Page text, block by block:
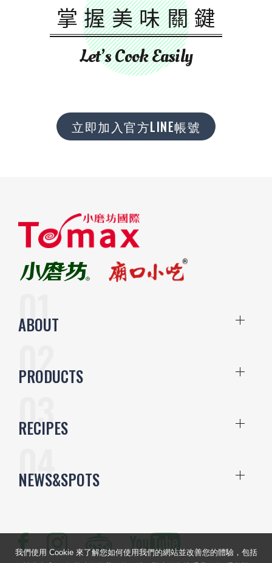
掌握美味關鍵
Let’s Cook Easily
立即加入官方LINE帳號
ABOUT
PRODUCTS
RECIPES
NEWS&SPOTS
我們使用 Cookie 來了解您如何使用我們的網站並改善您的體驗，包括